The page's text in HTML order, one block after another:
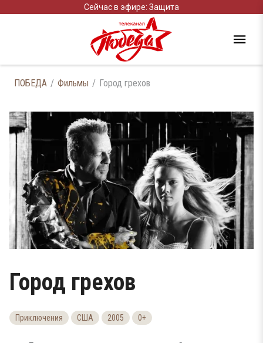
Сейчас в эфире: Защита
ПОБЕДА Фильмы Город грехов
Город грехов
Приключения США 2005 0+